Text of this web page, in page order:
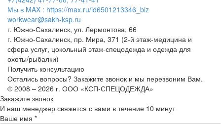
Мы в MAX : https://max.ru/id6501213346_biz
workwear@sakh-ksp.ru
г. Южно-Сахалинск, ул. Лермонтова, 66
г. Южно-Сахалинск, пр. Мира, 371 (2-й этаж-медицина и
сфера услуг, цокольный этаж-спецодежда и одежда для
охоты/рыбалки)
Получить консультацию
Остались вопросы? Закажите звонок и мы перезвоним Вам.
© 2008 – 2026 г. ООО «КСП-СПЕЦОДЕЖДА»
Закажите звонок
И наш менеджер свяжется с вами в течение 10 минут
Ваше имя *